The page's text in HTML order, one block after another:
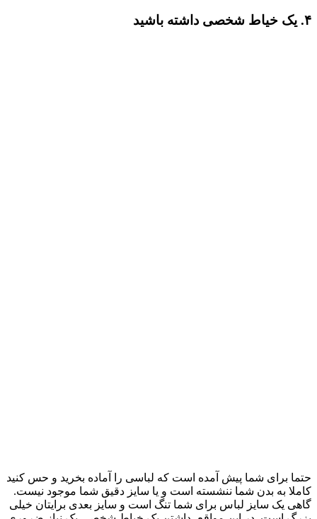
۴. یک خیاط شخصی داشته باشید
حتما برای شما پیش آمده است که لباسی را آماده بخرید و حس کنید
کاملا به بدن شما ننشسته است و یا سایز دقیق شما موجود نیست.
گاهی یک سایز لباس برای شما تنگ است و سایز بعدی برایتان خیلی